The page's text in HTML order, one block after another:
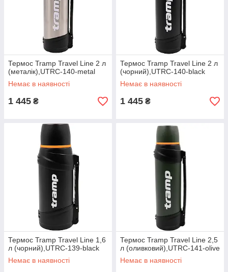
Термос Tramp Travel Line 2 л
(металік),UTRC-140-metal
Немає в наявності
1 445 ₴
Термос Tramp Travel Line 2 л
(чорний),UTRC-140-black
Немає в наявності
1 445 ₴
Термос Tramp Travel Line 1,6
л (чорний),UTRC-139-black
Немає в наявності
Термос Tramp Travel Line 2,5
л (оливковий),UTRC-141-olive
Немає в наявності